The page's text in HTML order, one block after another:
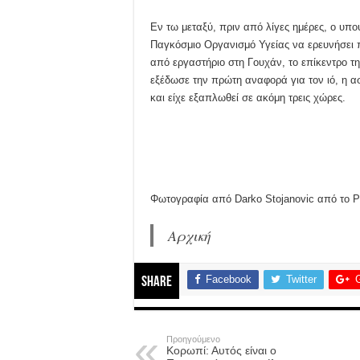
Εν τω μεταξύ, πριν από λίγες ημέρες, ο
Παγκόσμιο Οργανισμό Υγείας να
από εργαστήριο στη Γουχάν, το επίκεντρο
εξέδωσε την πρώτη αναφορά για τον ιό, η
και είχε εξαπλωθεί σε ακόμη τρεις χώρες.
Φωτογραφία από Darko Stojanovic από το
Αρχική
Share Facebook Twitter
Προηγούμενο
Κορωπί: Αυτός είναι ο